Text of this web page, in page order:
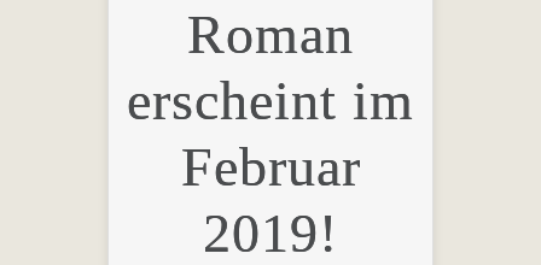
Roman
erscheint im
Februar
2019!